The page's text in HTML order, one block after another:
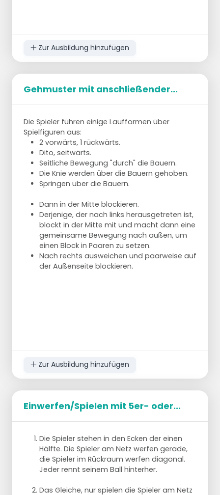
Zur Ausbildung hinzufügen
Gehmuster mit anschließender...
Die Spieler führen einige Laufformen über
Spielfiguren aus:
2 vorwärts, 1 rückwärts.
Dito, seitwärts.
Seitliche Bewegung "durch" die Bauern.
Die Knie werden über die Bauern gehoben.
Springen über die Bauern.
Dann in der Mitte blockieren.
Derjenige, der nach links herausgetreten ist,
blockt in der Mitte mit und macht dann eine
gemeinsame Bewegung nach außen, um
einen Block in Paaren zu setzen.
Nach rechts ausweichen und paarweise auf
der Außenseite blockieren.
Zur Ausbildung hinzufügen
Einwerfen/Spielen mit 5er- oder...
Die Spieler stehen in den Ecken der einen
Hälfte. Die Spieler am Netz werfen gerade,
die Spieler im Rückraum werfen diagonal.
Jeder rennt seinem Ball hinterher.
Das Gleiche, nur spielen die Spieler am Netz